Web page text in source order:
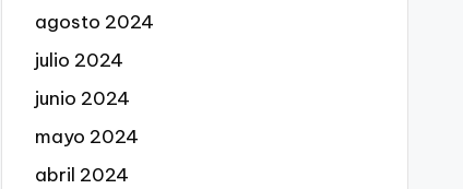
agosto 2024
julio 2024
junio 2024
mayo 2024
abril 2024